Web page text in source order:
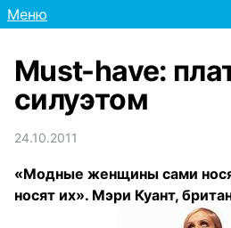
Меню
Must-have:
силуэтом
24.10.2011
«Модные женщины сами
носят их». Мэри Куант,